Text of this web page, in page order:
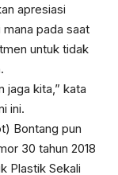
apresiasi
pada saat
untuk tidak
jaga kita,” kata
ini.
Bontang pun
30 tahun 2018
Plastik Sekali